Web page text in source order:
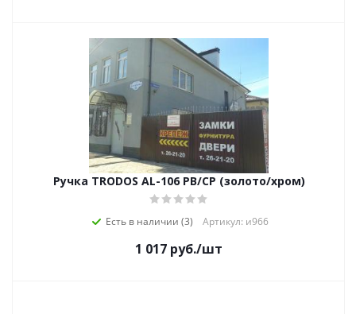
Ручка TRODOS AL-106 PB/CP (золото/хром)
Есть в наличии (3) Артикул: и966
1 017 руб./шт